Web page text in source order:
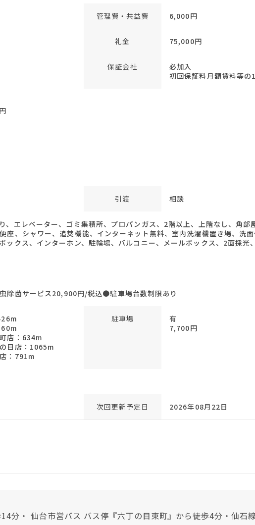
管理費・共益費 6,000円
礼金 75,000円
保証会社
必加入
初回保証料月額賃料等
引渡 相談
、エレベーター、ゴミ集積所、プロパンガス、2階以上、上階なし、角
座、シャワー、追焚機能、インターネット無料、室内洗濯機置き場、洗
ックス、インターホン、駐輪場、バルコニー、メールボックス、2面採光
除菌サービス20,900円/税込●駐車場台数制限あり
店：634m
目店：1065m
：791m
駐車場
有
7,700円
次回更新予定日 2026年08月22日
分・ 仙台市営バス バス停『六丁の目東町』から徒歩4分・仙石